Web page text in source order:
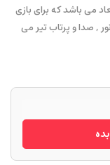
می باشد که برای بازی
, صدا و پرتاب تیر می